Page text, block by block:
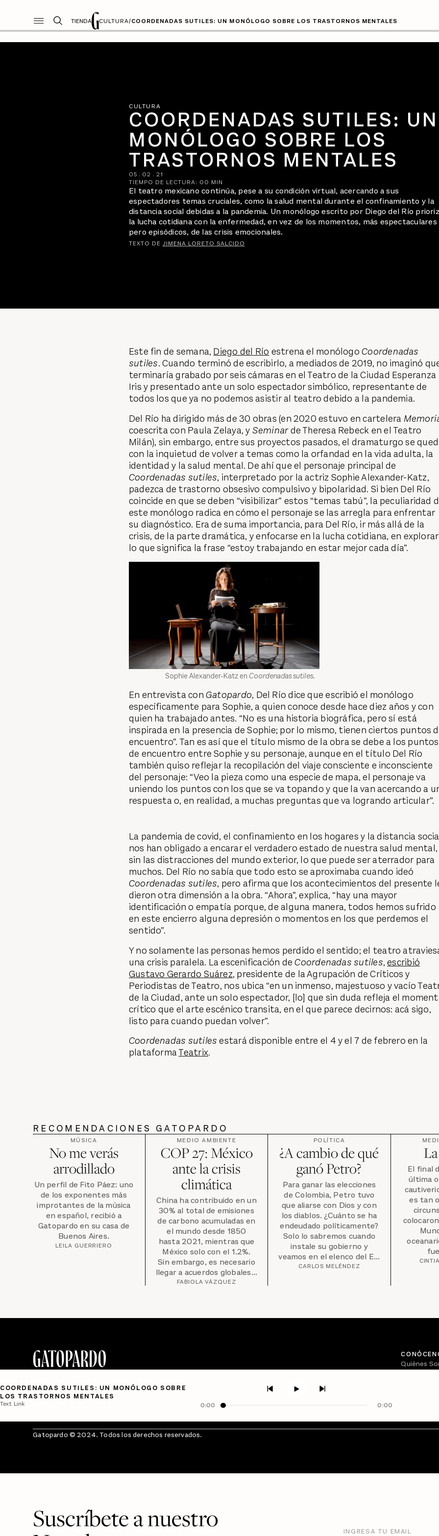
TIENDA CULTURA/COORDENADAS SUTILES: UN MONÓLOGO SOBRE LOS TRASTORNOS MENTALES
CULTURA
COORDENADAS SUTILES: UN
MONÓLOGO SOBRE LOS
TRASTORNOS MENTALES
05 . 02 . 21
TIEMPO DE LECTURA: 00 MIN
El teatro mexicano continúa, pese a su condición virtual, acercando a sus
espectadores temas cruciales, como la salud mental durante el confinamiento y la
distancia social debidas a la pandemia. Un monólogo escrito por Diego del Río
la lucha cotidiana con la enfermedad, en vez de los momentos, más espectaculares
pero episódicos, de las crisis emocionales.
TEXTO DE JIMENA LORETO SALCIDO
Este fin de semana, Diego del Río estrena el monólogoCoordenadas
sutiles. Cuando terminó de escribirlo, a mediados de 2019, no imaginó
terminaría grabado por seis cámaras en el Teatro de la Ciudad Esperanza
Iris y presentado ante un solo espectador simbólico, representante de
todos los que ya no podemos asistir al teatro debido a la pandemia.
Del Río ha dirigido más de 30 obras (en 2020 estuvo en cartelera
coescrita con Paula Zelaya, y Seminarde Theresa Rebeck en el Teatro
Milán), sin embargo, entre sus proyectos pasados, el dramaturgo se
con la inquietud de volver a temas como la orfandad en la vida adulta, la
identidad y la salud mental. De ahí que el personaje principal de
Coordenadas sutiles, interpretado por la actriz Sophie Alexander-Katz,
padezca de trastorno obsesivo compulsivo y bipolaridad. Si bien Del Río
coincide en que se deben “visibilizar” estos “temas tabú”, la peculiaridad
este monólogo radica en cómo el personaje se las arregla para enfrentar
su diagnóstico. Era de suma importancia, para Del Río, ir más allá de la
crisis, de la parte dramática, y enfocarse en la lucha cotidiana, en explorar
lo que significa la frase “estoy trabajando en estar mejor cada día”.
Sophie Alexander-Katz en Coordenadas sutiles.
En entrevista con Gatopardo, Del Río dice que escribió el monólogo
específicamente para Sophie, a quien conoce desde hace diez años y con
quien ha trabajado antes. “No es una historia biográfica, pero sí está
inspirada en la presencia de Sophie; por lo mismo, tienen ciertos puntos
encuentro”. Tan es así que el título mismo de la obra se debe a los puntos
de encuentro entre Sophie y su personaje, aunque en el título Del Río
también quiso reflejar la recopilación del viaje consciente e inconsciente
del personaje: “Veo la pieza como una especie de mapa, el personaje va
uniendo los puntos con los que se va topando y que la van acercando a
respuesta o, en realidad, a muchas preguntas que va logrando articular”.
La pandemia de covid, el confinamiento en los hogares y la distancia
nos han obligado a encarar el verdadero estado de nuestra salud mental,
sin las distracciones del mundo exterior, lo que puede ser aterrador para
muchos. Del Río no sabía que todo esto se aproximaba cuando ideó
Coordenadas sutiles, pero afirma que los acontecimientos del presente
dieron otra dimensión a la obra. “Ahora”, explica, “hay una mayor
identificación o empatía porque, de alguna manera, todos hemos sufrido
en este encierro alguna depresión o momentos en los que perdemos el
sentido”.
Y no solamente las personas hemos perdido el sentido; el teatro
una crisis paralela. La escenificación deCoordenadas sutiles,escribió
Gustavo Gerardo Suárez, presidente de la Agrupación de Críticos y
Periodistas de Teatro, nos ubica “en un inmenso, majestuoso y vacío
de la Ciudad, ante un solo espectador, [lo] que sin duda refleja el
crítico que el arte escénico transita, en el que parece decirnos: acá sigo,
listo para cuando puedan volver”.
Coordenadas sutiles estará disponible entre el 4 y el 7 de febrero en la
plataformaTeatrix.
RECOMENDACIONES GATOPARDO
MÚSICA
No me verás
arrodillado
Un perfil de Fito Páez: uno
de los exponentes más
improtantes de la música
en español, recibió a
Gatopardo en su casa de
Buenos Aires.
LEILA GUERRIERO
MEDIO AMBIENTE
COP 27: México
ante la crisis
climática
China ha contribuido en un
30% al total de emisiones
de carbono acumuladas en
el mundo desde 1850
hasta 2021, mientras que
México solo con el 1.2%.
Sin embargo, es necesario
llegar a acuerdos globales...
FABIOLA VÁZQUEZ
POLÍTICA
¿A cambio de qué
ganó Petro?
Para ganar las elecciones
de Colombia, Petro tuvo
que aliarse con Dios y con
los diablos. ¿Cuánto se ha
endeudado políticamente?
Solo lo sabremos cuando
instale su gobierno y
veamos en el elenco del E...
CARLOS MELÉNDEZ
El final
última
es tan
COORDENADAS SUTILES: UN MONÓLOGO SOBRE
LOS TRASTORNOS MENTALES
Text Link 0:00 0:00
Quiénes
Gatopardo © 2024. Todos los derechos reservados.
Suscríbete a nuestro